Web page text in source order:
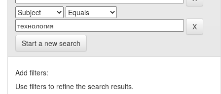
Start a new search
Add filters:
Use filters to refine the search results.